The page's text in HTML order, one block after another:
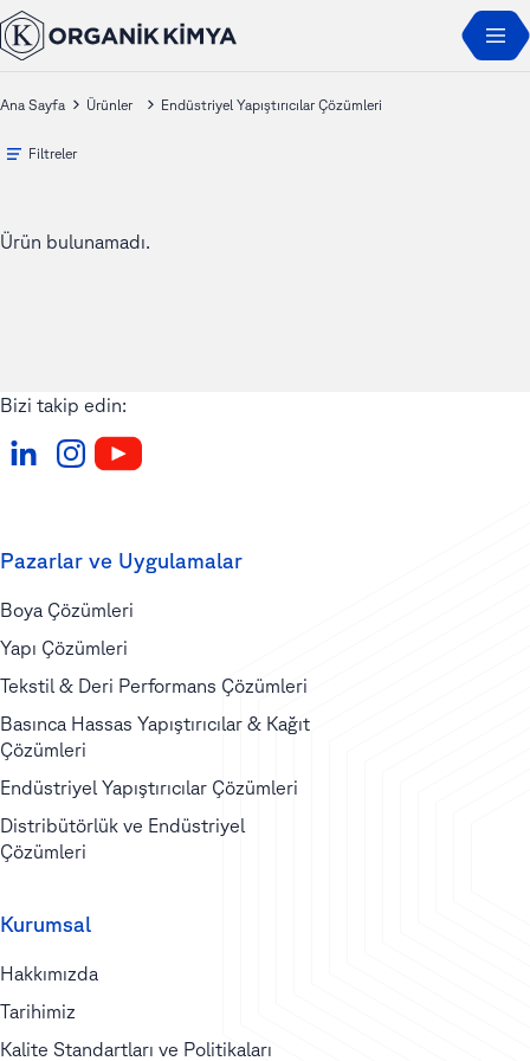
Ana Sayfa Ürünler Endüstriyel Yapıştırıcılar Çözümleri
Filtreler
Ürün bulunamadı.
Bizi takip edin:
Pazarlar ve Uygulamalar
Boya Çözümleri
Yapı Çözümleri
Tekstil & Deri Performans Çözümleri
Basınca Hassas Yapıştırıcılar & Kağıt
Çözümleri
Endüstriyel Yapıştırıcılar Çözümleri
Distribütörlük ve Endüstriyel
Çözümleri
Kurumsal
Hakkımızda
Tarihimiz
Kalite Standartları ve Politikaları